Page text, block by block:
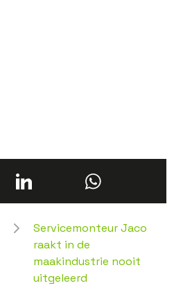
Servicemonteur Jaco
raakt in de
maakindustrie nooit
uitgeleerd